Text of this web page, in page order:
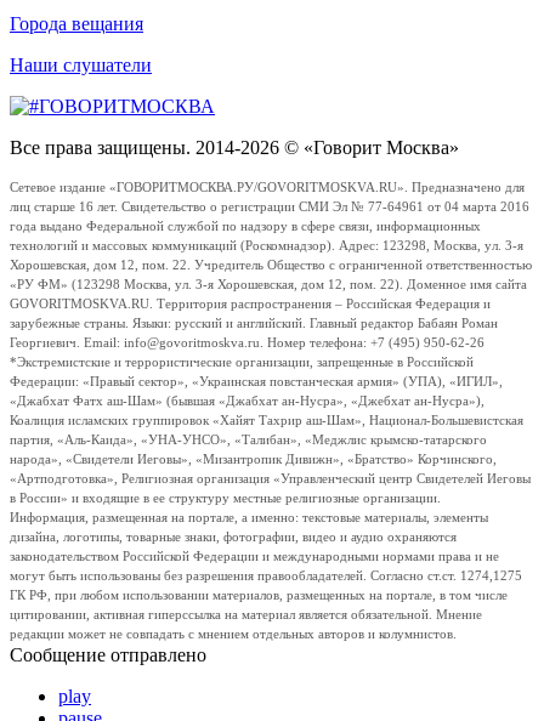
Города вещания
Наши слушатели
Все права защищены. 2014-2026 © «Говорит Москва»
Сетевое издание «ГОВОРИТМОСКВА.РУ/GOVORITMOSKVA.RU». Предназначено для
лиц старше 16 лет. Свидетельство о регистрации СМИ Эл № 77-64961 от 04 марта 2016
года выдано Федеральной службой по надзору в сфере связи, информационных
технологий и массовых коммуникаций (Роскомнадзор). Адрес: 123298, Москва, ул. 3-я
Хорошевская, дом 12, пом. 22. Учредитель Общество с ограниченной ответственностью
«РУ ФМ» (123298 Москва, ул. 3-я Хорошевская, дом 12, пом. 22). Доменное имя сайта
GOVORITMOSKVA.RU. Территория распространения – Российская Федерация и
зарубежные страны. Языки: русский и английский. Главный редактор Бабаян Роман
Георгиевич. Email: info@govoritmoskva.ru. Номер телефона: +7 (495) 950-62-26
*Экстремистские и террористические организации, запрещенные в Российской
Федерации: «Правый сектор», «Украинская повстанческая армия» (УПА), «ИГИЛ»,
«Джабхат Фатх аш-Шам» (бывшая «Джабхат ан-Нусра», «Джебхат ан-Нусра»),
Коалиция исламских группировок «Хайят Тахрир аш-Шам», Национал-Большевистская
партия, «Аль-Каида», «УНА-УНСО», «Талибан», «Меджлис крымско-татарского
народа», «Свидетели Иеговы», «Мизантропик Дивижн», «Братство» Корчинского,
«Артподготовка», Религиозная организация «Управленческий центр Свидетелей Иеговы
в России» и входящие в ее структуру местные религиозные организации.
Информация, размещенная на портале, а именно: текстовые материалы, элементы
дизайна, логотипы, товарные знаки, фотографии, видео и аудио охраняются
законодательством Российской Федерации и международными нормами права и не
могут быть использованы без разрешения правообладателей. Согласно ст.ст. 1274,1275
ГК РФ, при любом использовании материалов, размещенных на портале, в том числе
цитировании, активная гиперссылка на материал является обязательной. Мнение
редакции может не совпадать с мнением отдельных авторов и колумнистов.
Сообщение отправлено
play